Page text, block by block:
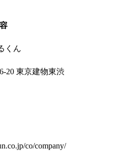
くん
20 東京建物東渋
co/company/